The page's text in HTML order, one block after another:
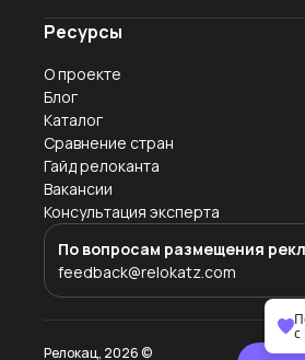
Ресурсы
О проекте
Блог
Каталог
Сравнение стран
Гайд релоканта
Вакансии
Консультация эксперта
По вопросам размещения
feedback@relokatz.com
Релокац, 2026©
с